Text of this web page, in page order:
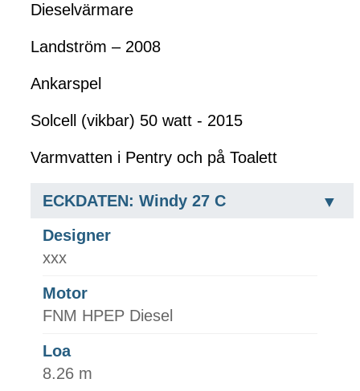
Dieselvärmare
Landström – 2008
Ankarspel
Solcell (vikbar) 50 watt - 2015
Varmvatten i Pentry och på Toalett
ECKDATEN: Windy 27 C
Designer
xxx
Motor
FNM HPEP Diesel
Loa
8.26 m